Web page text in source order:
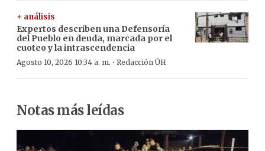
+ análisis
Expertos describen una Defensoría
del Pueblo en deuda, marcada por el
cuoteo y la intrascendencia
Agosto 10, 2026 10:34 a. m. · Redacción ÚH
Notas más leídas